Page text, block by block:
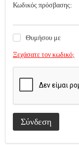
Κωδικός πρόσβασης:
Θυμήσου με
Ξεχάσατε τον κωδικό;
Σύνδεση